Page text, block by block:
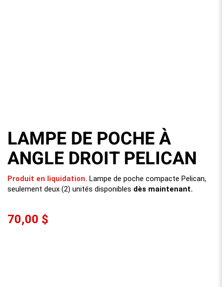
LAMPE DE POCHE À
ANGLE DROIT PELICAN
Produit en liquidation. Lampe de poche compacte Pelican,
seulement deux (2) unités disponibles dès maintenant.
70,00 $